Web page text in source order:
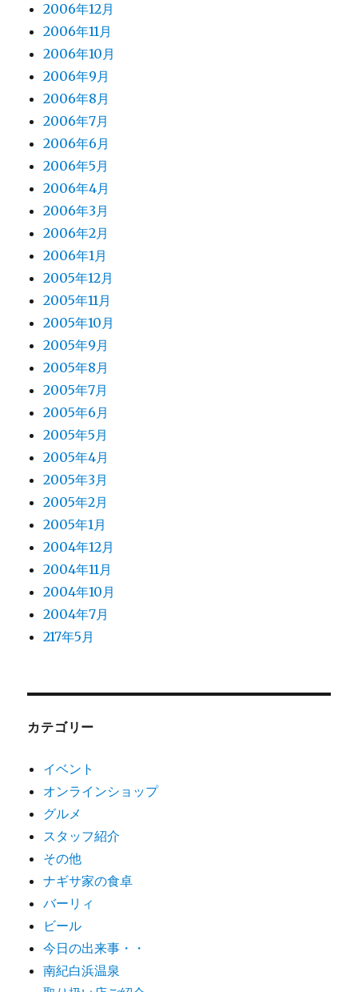
2006年12月
2006年11月
2006年10月
2006年9月
2006年8月
2006年7月
2006年6月
2006年5月
2006年4月
2006年3月
2006年2月
2006年1月
2005年12月
2005年11月
2005年10月
2005年9月
2005年8月
2005年7月
2005年6月
2005年5月
2005年4月
2005年3月
2005年2月
2005年1月
2004年12月
2004年11月
2004年10月
2004年7月
217年5月
カテゴリー
イベント
オンラインショップ
グルメ
スタッフ紹介
その他
ナギサ家の食卓
バーリィ
ビール
今日の出来事・・
南紀白浜温泉